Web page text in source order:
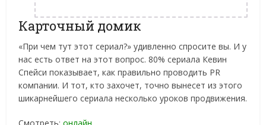
Карточный домик
«При чем тут этот сериал?» удивленно спросите вы. И у
нас есть ответ на этот вопрос. 80% сериала Кевин
Спейси показывает, как правильно проводить PR
компании. И тот, кто захочет, точно вынесет из этого
шикарнейшего сериала несколько уроков продвижения.